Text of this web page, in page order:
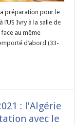
préparation pour le
Ivry à la salle de
au même
d’abord (33-
: l’Algérie
avec le